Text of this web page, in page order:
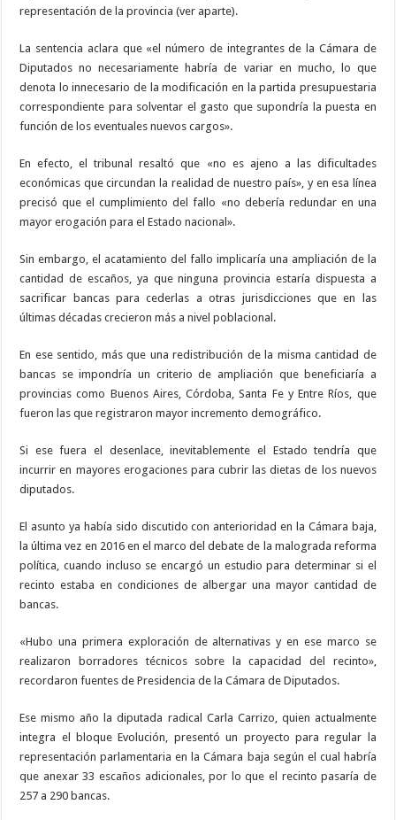
representación de la provincia (ver aparte).
La sentencia aclara que «el número de integrantes de la Cámara de
Diputados no necesariamente habría de variar en mucho, lo que
denota lo innecesario de la modificación en la partida presupuestaria
correspondiente para solventar el gasto que supondría la puesta en
función de los eventuales nuevos cargos».
En efecto, el tribunal resaltó que «no es ajeno a las dificultades
económicas que circundan la realidad de nuestro país», y en esa línea
precisó que el cumplimiento del fallo «no debería redundar en una
mayor erogación para el Estado nacional».
Sin embargo, el acatamiento del fallo implicaría una ampliación de la
cantidad de escaños, ya que ninguna provincia estaría dispuesta a
sacrificar bancas para cederlas a otras jurisdicciones que en las
últimas décadas crecieron más a nivel poblacional.
En ese sentido, más que una redistribución de la misma cantidad de
bancas se impondría un criterio de ampliación que beneficiaría a
provincias como Buenos Aires, Córdoba, Santa Fe y Entre Ríos, que
fueron las que registraron mayor incremento demográfico.
Si ese fuera el desenlace, inevitablemente el Estado tendría que
incurrir en mayores erogaciones para cubrir las dietas de los nuevos
diputados.
El asunto ya había sido discutido con anterioridad en la Cámara baja,
la última vez en 2016 en el marco del debate de la malograda reforma
política, cuando incluso se encargó un estudio para determinar si el
recinto estaba en condiciones de albergar una mayor cantidad de
bancas.
«Hubo una primera exploración de alternativas y en ese marco se
realizaron borradores técnicos sobre la capacidad del recinto»,
recordaron fuentes de Presidencia de la Cámara de Diputados.
Ese mismo año la diputada radical Carla Carrizo, quien actualmente
integra el bloque Evolución, presentó un proyecto para regular la
representación parlamentaria en la Cámara baja según el cual habría
que anexar 33 escaños adicionales, por lo que el recinto pasaría de
257 a 290 bancas.